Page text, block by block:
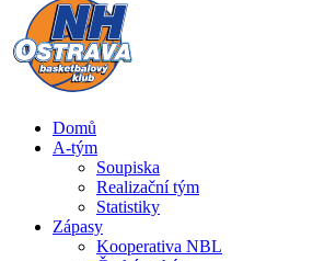
Domů
A-tým
Soupiska
Realizační tým
Statistiky
Zápasy
Kooperativa NBL